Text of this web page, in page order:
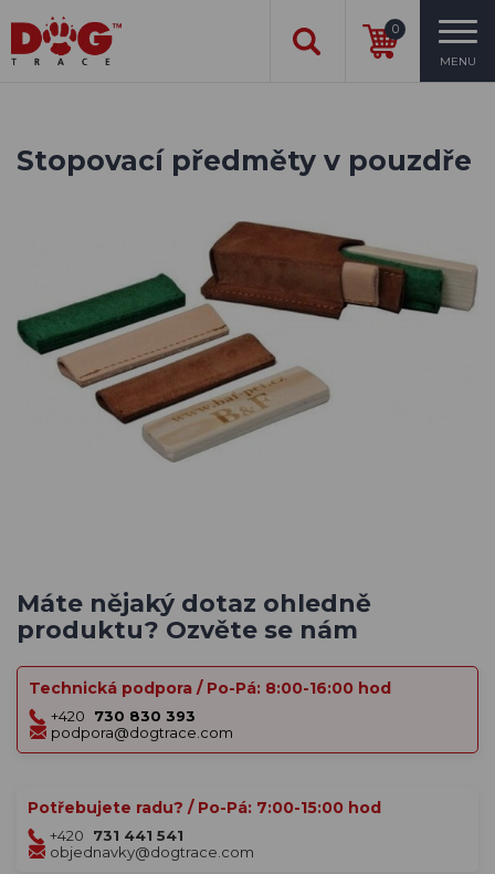
0
MENU
Stopovací předměty v pouzdře
Máte nějaký dotaz ohledně
produktu? Ozvěte se nám
Technická podpora / Po-Pá: 8:00-16:00 hod
+420
730 830 393
podpora@dogtrace.com
Potřebujete radu? / Po-Pá: 7:00-15:00 hod
+420
731 441 541
objednavky@dogtrace.com